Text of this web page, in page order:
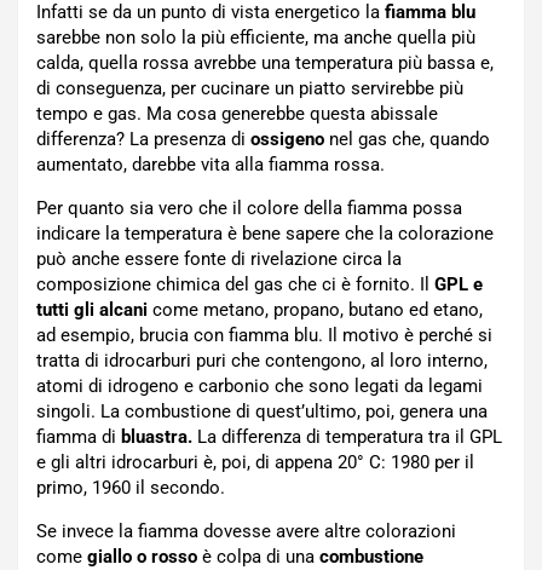
Infatti se da un punto di vista energetico la fiamma blu
sarebbe non solo la più efficiente, ma anche quella più
calda, quella rossa avrebbe una temperatura più bassa e,
di conseguenza, per cucinare un piatto servirebbe più
tempo e gas. Ma cosa generebbe questa abissale
differenza? La presenza di ossigeno nel gas che, quando
aumentato, darebbe vita alla fiamma rossa.
Per quanto sia vero che il colore della fiamma possa
indicare la temperatura è bene sapere che la colorazione
può anche essere fonte di rivelazione circa la
composizione chimica del gas che ci è fornito. Il GPL e
tutti gli alcani come metano, propano, butano ed etano,
ad esempio, brucia con fiamma blu. Il motivo è perché si
tratta di idrocarburi puri che contengono, al loro interno,
atomi di idrogeno e carbonio che sono legati da legami
singoli. La combustione di quest’ultimo, poi, genera una
fiamma di bluastra. La differenza di temperatura tra il GPL
e gli altri idrocarburi è, poi, di appena 20° C: 1980 per il
primo, 1960 il secondo.
Se invece la fiamma dovesse avere altre colorazioni
come giallo o rosso è colpa di una combustione